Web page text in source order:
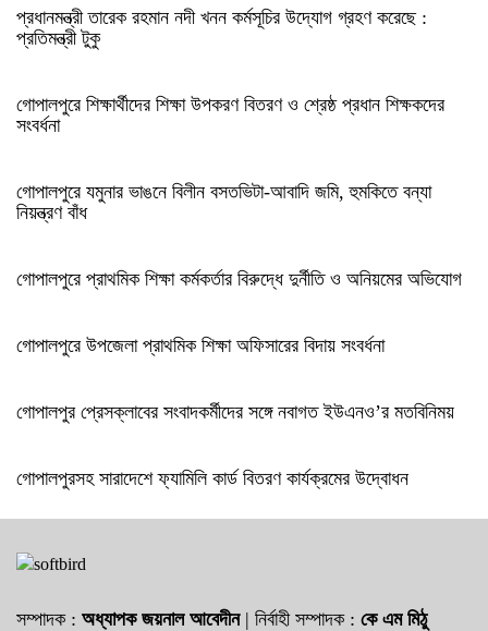
প্রধানমন্ত্রী তারেক রহমান নদী খনন কর্মসূচির উদ্যোগ গ্রহণ করেছে :
প্রতিমন্ত্রী টুকু
গোপালপুরে শিক্ষার্থীদের শিক্ষা উপকরণ বিতরণ ও শ্রেষ্ঠ প্রধান শিক্ষকদের
সংবর্ধনা
গোপালপুরে যমুনার ভাঙনে বিলীন বসতভিটা-আবাদি জমি, হুমকিতে বন্যা
নিয়ন্ত্রণ বাঁধ
গোপালপুরে প্রাথমিক শিক্ষা কর্মকর্তার বিরুদ্ধে দুর্নীতি ও অনিয়মের অভিযোগ
গোপালপুরে উপজেলা প্রাথমিক শিক্ষা অফিসারের বিদায় সংবর্ধনা
গোপালপুর প্রেসক্লাবের সংবাদকর্মীদের সঙ্গে নবাগত ইউএনও’র মতবিনিময়
গোপালপুরসহ সারাদেশে ফ্যামিলি কার্ড বিতরণ কার্যক্রমের উদ্বোধন
সম্পাদক : অধ্যাপক জয়নাল আবেদীন| নির্বাহী সম্পাদক : কে এম মিঠু